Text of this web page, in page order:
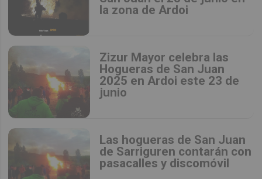
la zona de Ardoi
Zizur Mayor celebra las
Hogueras de San Juan
2025 en Ardoi este 23 de
junio
Las hogueras de San Juan
de Sarriguren contarán con
pasacalles y discomóvil